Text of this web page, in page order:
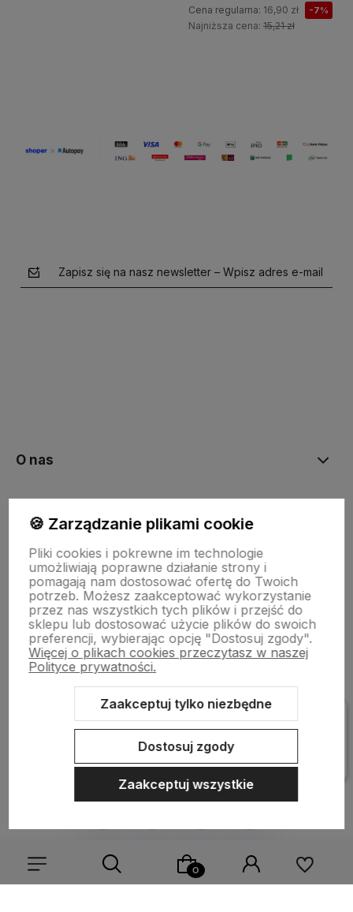
Cena regularna: 16,90 zł -7%
Najniższa cena: 15,21 zł
Zapisz się na nasz newsletter – Wpisz adres e-mail
O nas
Moje konto
Bestsellery
Płatności i dostawa
Informacje
Sklep internetowy Shoper Premium
Szablon Shoper Modern 3.0™
od GrowCommerce
🍪 Zarządzanie plikami cookie
Pliki cookies i pokrewne im technologie
umożliwiają poprawne działanie strony i
pomagają nam dostosować ofertę do Twoich
potrzeb. Możesz zaakceptować wykorzystanie
przez nas wszystkich tych plików i przejść do
sklepu lub dostosować użycie plików do swoich
preferencji, wybierając opcję "Dostosuj zgody".
Więcej o plikach cookies przeczytasz w naszej
Polityce prywatności.
Zaakceptuj tylko niezbędne
Dostosuj zgody
Zaakceptuj wszystkie